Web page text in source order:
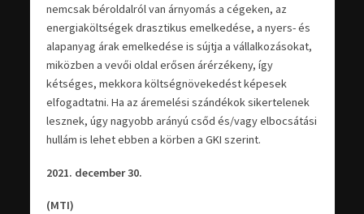
nemcsak béroldalról van árnyomás a cégeken, az
energiaköltségek drasztikus emelkedése, a nyers- és
alapanyag árak emelkedése is sújtja a vállalkozásokat,
miközben a vevői oldal erősen árérzékeny, így
kétséges, mekkora költségnövekedést képesek
elfogadtatni. Ha az áremelési szándékok sikertelenek
lesznek, úgy nagyobb arányú csőd és/vagy elbocsátási
hullám is lehet ebben a körben a GKI szerint.
2021. december 30.
(MTI)